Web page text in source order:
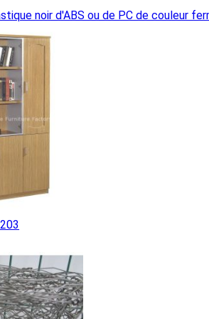
noir d'ABS ou de PC de couleur